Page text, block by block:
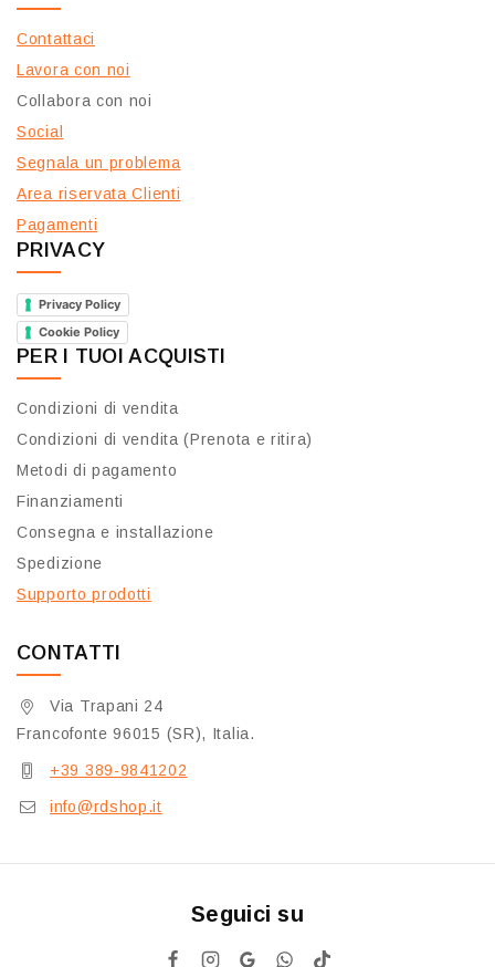
Contattaci
Lavora con noi
Collabora con noi
Social
Segnala un problema
Area riservata Clienti
Pagamenti
PRIVACY
Privacy Policy
Cookie Policy
PER I TUOI ACQUISTI
Condizioni di vendita
Condizioni di vendita (Prenota e ritira)
Metodi di pagamento
Finanziamenti
Consegna e installazione
Spedizione
Supporto prodotti
CONTATTI
Via Trapani 24
Francofonte 96015 (SR), Italia.
+39 389-9841202
info@rdshop.it
Seguici su